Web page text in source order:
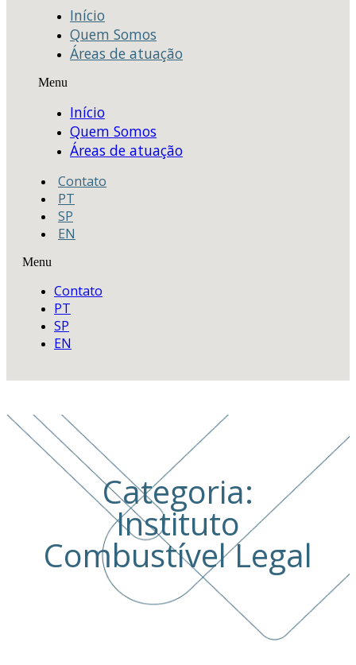
Início
Quem Somos
Áreas de atuação
Menu
Início
Quem Somos
Áreas de atuação
Contato
PT
SP
EN
Menu
Contato
PT
SP
EN
Categoria:
Instituto
Combustível Legal